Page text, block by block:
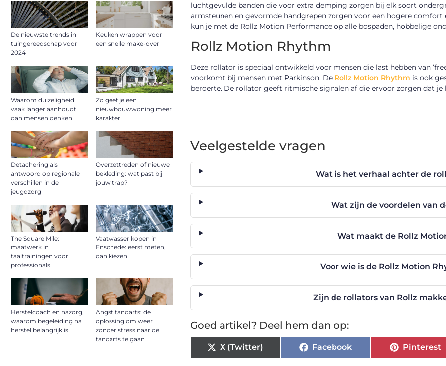
De nieuwste trends in
tuingereedschap voor
2024
Keuken wrappen voor
een snelle make-over
Waarom duizeligheid
vaak langer aanhoudt
dan mensen denken
Zo geef je een
nieuwbouwwoning meer
karakter
Detachering als
antwoord op regionale
verschillen in de
jeugdzorg
Overzettreden of nieuwe
bekleding: wat past bij
jouw trap?
The Square Mile:
maatwerk in
taaltrainingen voor
professionals
Vaatwasser kopen in
Enschede: eerst meten,
dan kiezen
Herstelcoach en nazorg,
waarom begeleiding na
herstel belangrijk is
Angst tandarts: de
oplossing om weer
zonder stress naar de
tandarts te gaan
luchtgevulde banden die voor extra demping zorgen bij elk soort
armsteunen en gevormde handgrepen zorgen voor een hogere
kun je met de Rollz Motion Performance op alle bospaden, hobbelige
Rollz Motion Rhythm
Deze rollator is speciaal ontwikkeld voor mensen die last hebben van
voorkomt bij mensen met Parkinson. De Rollz Motion Rhythm is ook
beroerte. De rollator geeft ritmische signalen af die ervoor zorgen dat
Veelgestelde vragen
Wat is het verhaal achter de
Wat zijn de voordelen van
Wat maakt de Rollz
Voor wie is de Rollz Motion
Zijn de rollators van Rollz
Goed artikel? Deel hem dan op:
X (Twitter) Facebook Pinterest